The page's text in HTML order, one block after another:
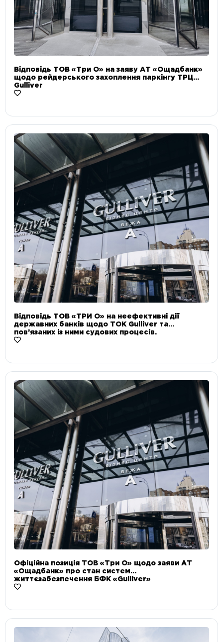
Відповідь ТОВ «Три О» на заяву АТ «Ощадбанк»
щодо рейдерського захоплення паркінгу ТРЦ
Gulliver
Відповідь ТОВ «ТРИ О» на неефективні дії
державних банків щодо ТОК Gulliver та
пов’язаних із ними судових процесів.
Офіційна позиція ТОВ «Три О» щодо заяви АТ
«Ощадбанк» про стан систем
життєзабезпечення БФК «Gulliver»